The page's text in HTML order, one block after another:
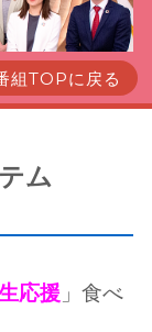
組TOPに戻る
ム
応援 」食べ